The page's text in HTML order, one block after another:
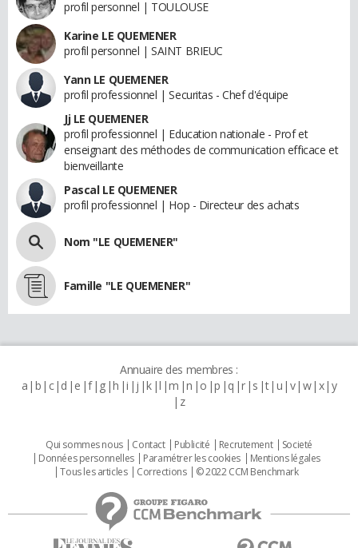
profil personnel | TOULOUSE
Karine LE QUEMENER
profil personnel | SAINT BRIEUC
Yann LE QUEMENER
profil professionnel | Securitas - Chef d'équipe
Jj LE QUEMENER
profil professionnel | Education nationale - Prof et
enseignant des méthodes de communication efficace et
bienveillante
Pascal LE QUEMENER
profil professionnel | Hop - Directeur des achats
Nom "LE QUEMENER"
Famille "LE QUEMENER"
Annuaire des membres :
a b c d e f g h i j k l m n o p q r s t u v w x y
z
Qui sommes nous Contact Publicité Recrutement
Societé
Données personnelles
Paramétrer les cookies
Mentions légales
Tous les articles
Corrections © 2022 CCM Benchmark